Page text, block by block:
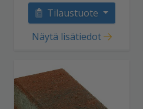
Tilaustuote
Näytä lisätiedot